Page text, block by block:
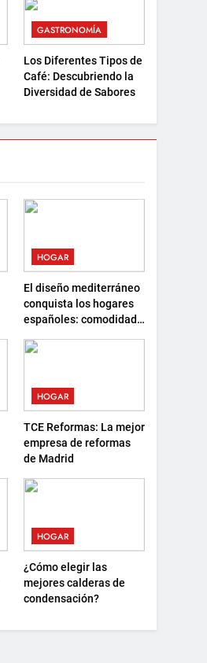
GASTRONOMÍA
Los Diferentes Tipos de
Café: Descubriendo la
Diversidad de Sabores
HOGAR
El diseño mediterráneo
conquista los hogares
españoles: comodidad,
formas de descanso
HOGAR
TCE Reformas: La mejor
empresa de reformas
de Madrid
HOGAR
¿Cómo elegir las
mejores calderas de
condensación?